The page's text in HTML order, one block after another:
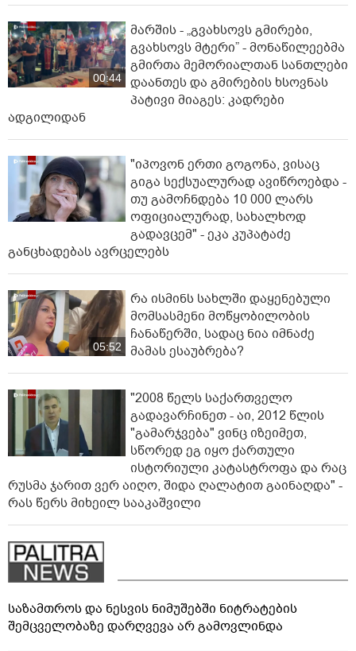
00:44
მარშის - „გვახსოვს გმირები,
გვახსოვს მტერი” - მონაწილეებმა
გმირთა მემორიალთან სანთლები
დაანთეს და გმირების ხსოვნას
პატივი მიაგეს: კადრები
ადგილიდან
"იპოვონ ერთი გოგონა, ვისაც
გიგა სექსუალურად ავიწროებდა -
თუ გამოჩნდება 10 000 ლარს
ოფიციალურად, სახალხოდ
გადავცემ" - ეკა კუპატაძე
განცხადებას ავრცელებს
05:52
რა ისმინს სახლში დაყენებული
მომსასმენი მოწყობილობის
ჩანაწერში, სადაც ნია იმნაძე
მამას ესაუბრება?
"2008 წელს საქართველო
გადავარჩინეთ - აი, 2012 წლის
"გამარჯვება" ვინც იზეიმეთ,
სწორედ ეგ იყო ქართული
ისტორიული კატასტროფა და რაც
რუსმა ჯარით ვერ აიღო, შიდა ღალატით გაინაღდა" -
რას წერს მიხეილ სააკაშვილი
საზამთროს და ნესვის ნიმუშებში ნიტრატების
შემცველობაზე დარღვევა არ გამოვლინდა